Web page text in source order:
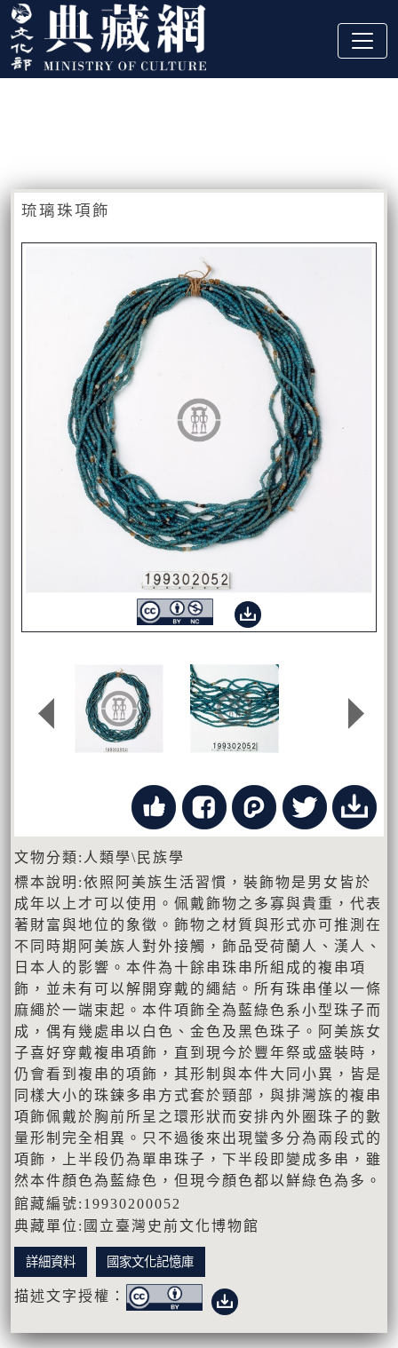
跳到主要內容
:::
琉璃珠項飾
文物分類:人類學\民族學
標本說明:依照阿美族生活習慣，裝飾物是男女皆於
成年以上才可以使用。佩戴飾物之多寡與貴重，代表
著財富與地位的象徵。飾物之材質與形式亦可推測在
不同時期阿美族人對外接觸，飾品受荷蘭人、漢人、
日本人的影響。本件為十餘串珠串所組成的複串項
飾，並未有可以解開穿戴的繩結。所有珠串僅以一條
麻繩於一端束起。本件項飾全為藍綠色系小型珠子而
成，偶有幾處串以白色、金色及黑色珠子。阿美族女
子喜好穿戴複串項飾，直到現今於豐年祭或盛裝時，
仍會看到複串的項飾，其形制與本件大同小異，皆是
同樣大小的珠鍊多串方式套於頸部，與排灣族的複串
項飾佩戴於胸前所呈之環形狀而安排內外圈珠子的數
量形制完全相異。只不過後來出現蠻多分為兩段式的
項飾，上半段仍為單串珠子，下半段即變成多串，雖
然本件顏色為藍綠色，但現今顏色都以鮮綠色為多。
館藏編號:19930200052
典藏單位:國立臺灣史前文化博物館
詳細資料 國家文化記憶庫
描述文字授權：